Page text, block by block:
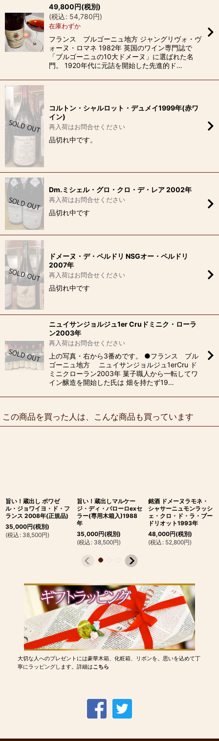
49,800円(税別)
(税込: 54,780円)
在庫わずか
フランス ブルゴーニュ地方 ジャングリヴォ・ヴ
ォーヌ・ロマネ 1982年 英国のワイン専門誌で
「ブルゴーニュの10大ドメーヌ」に選ばれた名
門。 1920年代に元詰を開始した先進的ド…
コルトン・シャルロット・デュメイ1999年(赤ワ
イン)
再入荷はお問合せください
品切れ中です。
Dm.ミシェル・グロ・クロ・デ・レア 2002年
再入荷はお問合せください
品切れ中です
ドメーヌ・デ・ペルドリ NSGオー・ペルドリ
2007年
再入荷はお問合せください
品切れ中です
ニュイサンジョルジュ1er Cruドミニク・ローラ
ン2003年
再入荷はお問合せください
上の写真・右から3番めです。 ●フランス ブル
ゴーニュ地方 ニュイサンジョルジュ1erCru ド
ミニクローラン2003年 菓子職人から一転してワ
イン醸造を開始した氏は 畑を持たず19…
この商品を買った人は、こんな商品も買っています
旨い！蔵出し ボワゼ
ル・ジョワイヨ・ド・フ
ランス 2008年(正規品)
35,000円(税別)
(税込 : 38,500円)
旨い！蔵出しマルケー
ジ・ディ・バローロexセ
ラー(専用木箱入)1988
年
35,000円(税別)
(税込 : 38,500円)
銘酒 ドメーヌラモネ・
シャサーニュモンラッシ
ェ・クロ・ド・ラ・ブー
ドリオット1993年
48,000円(税別)
(税込 : 52,800円)
大切な人へのプレゼントには豪華木箱、化粧箱、リボンを。思いを込めて丁
寧にラッピングします。詳細はこちら